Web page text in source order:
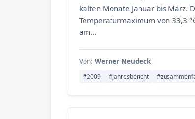
kalten Monate Januar bis März.
Temperaturmaximum von 33,3
am...
Von: Werner Neudeck
#2009 #jahresbericht